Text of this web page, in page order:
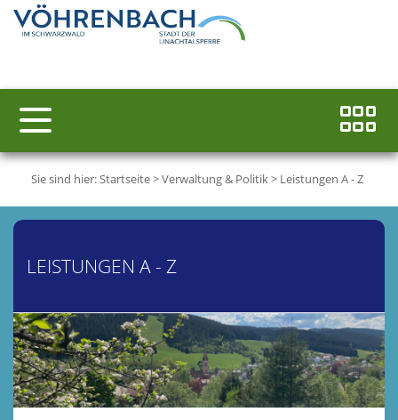
Sie sind hier:Startseite>Verwaltung & Politik> Leistungen A - Z
LEISTUNGEN A - Z